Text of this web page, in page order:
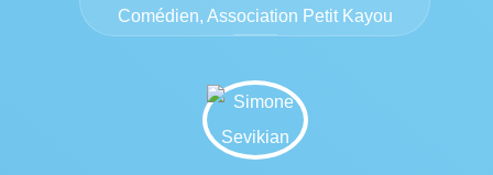
Comédien, Association Petit Kayou